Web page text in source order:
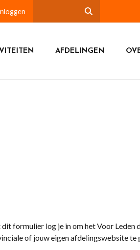
AFDELINGEN
formulier log je in om het Voor Leden
of jouw eigen afdelingswebsite te